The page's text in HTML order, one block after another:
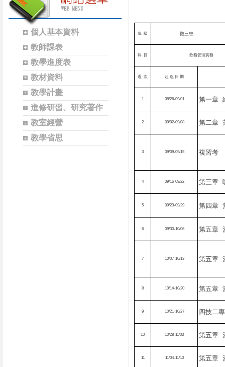
個人基本資料
教師課表
教學進度表
教材資料
教學計畫
進修研習、研究著作
教室經營
教學省思
班 級 觀三忠
科 目 飲務管理實務
週 次 起 迄 日 期
1 08/26-09/01 第一章
2 09/02-09/08 第二章
3 09/09-09/15 複習考
4 09/16-09/22 第三章
5 09/23-09/29 第四章
6 09/30-10/06 第五章
7 10/07-10/13 第五章
8 10/14-10/20 第五章
9 10/21-10/27 四技二
10 10/28-11/03 第五章
11 11/04-11/10 第五章